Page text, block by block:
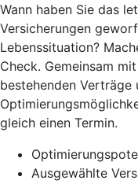
Wann haben Sie das
Versicherungen
Lebenssituation?
Check. Gemeinsam
bestehenden Verträge
gleich einen Termin.
Ausgewählte